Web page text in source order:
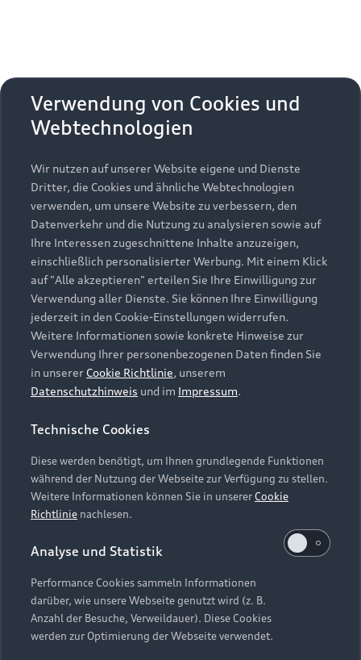
Zurück nach oben
Modelle
Alle Modelle
Modelle vergleichen
Elektromodelle
Plug-in-Hybride
Kaufen & leasen
Neuwagensuche
Gebrauchtwagensuche
Gebrauchtwagen
Finanzierung
Aktionen & Angebote
Geschäftskunden
Service & Zubehör
Saisonale Angebote
Audi Services
Garantie
Audi digital services
myAudi
Support
Kundenservice
Händlersuche
Audi Code
Online-Terminvereinbarung
Servicekontakt
Vertrag widerrufen
Über Audi
Unternehmen
Karriere
Investor Relations
Presse & Media Center
Datenschutz
Audi erleben
Newsletter
Impressum Rechtliches
Hinweisgebersystem
Datenschutzinformation
Cookie-Einstellungen
Cookie-Richtlinie
Barrierefreiheit
Hinweis: Die aktuelle Darstellung und Anordnung der
Embleme am Fahrzeug bei allen Abbildungen auf dieser
Webseite kann abweichen.
Verwendung von Cookies und
Webtechnologien
Wir nutzen auf unserer Website eigene und Dienste
Dritter, die Cookies und ähnliche Webtechnologien
verwenden, um unsere Website zu verbessern, den
Datenverkehr und die Nutzung zu analysieren sowie auf
Ihre Interessen zugeschnittene Inhalte anzuzeigen,
einschließlich personalisierter Werbung. Mit einem Klick
auf "Alle akzeptieren" erteilen Sie Ihre Einwilligung zur
Verwendung aller Dienste. Sie können Ihre Einwilligung
jederzeit in den Cookie-Einstellungen widerrufen.
Weitere Informationen sowie konkrete Hinweise zur
Verwendung Ihrer personenbezogenen Daten finden Sie
in unserer Cookie Richtlinie, unserem
Datenschutzhinweis und im Impressum.
Technische Cookies
Diese werden benötigt, um Ihnen grundlegende Funktionen
während der Nutzung der Webseite zur Verfügung zu stellen.
Weitere Informationen können Sie in unsererCookie
Richtlinie nachlesen.
Analyse und Statistik
Performance Cookies sammeln Informationen
darüber, wie unsere Webseite genutzt wird (z. B.
Anzahl der Besuche, Verweildauer). Diese Cookies
werden zur Optimierung der Webseite verwendet.